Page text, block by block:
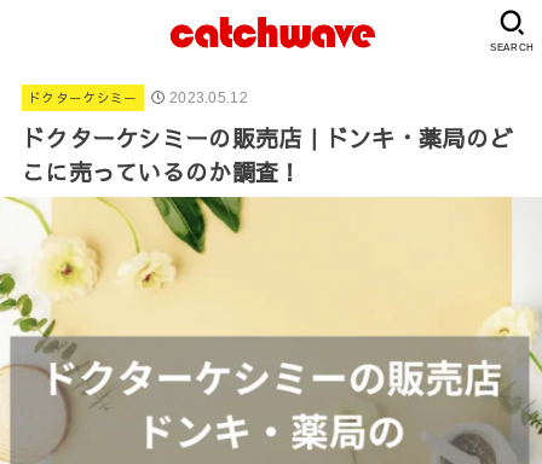
SEARCH
ドクターケシミー 2023.05.12
ドクターケシミーの販売店｜ドンキ・薬局のど
こに売っているのか調査！